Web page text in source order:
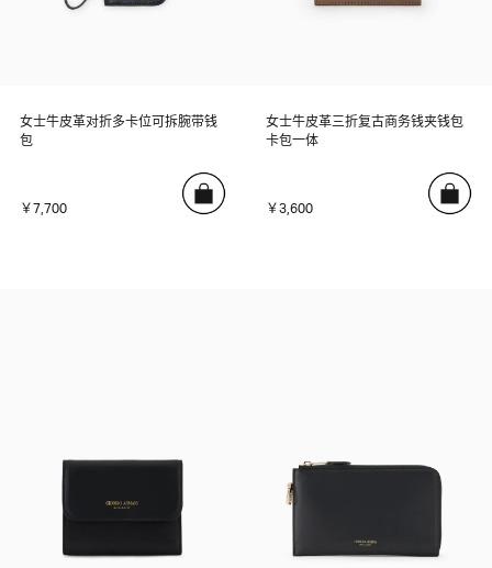
女士牛皮革对折多卡位可拆腕带钱
包
￥7,700
女士牛皮革三折复古商务钱夹钱包
卡包一体
￥3,600